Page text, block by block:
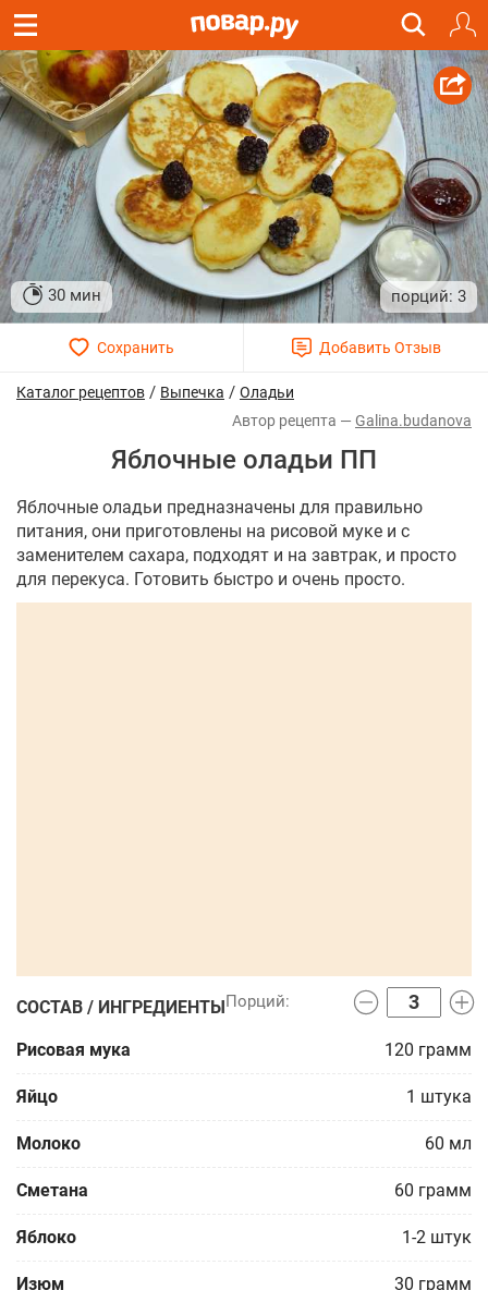
30 мин 3
Каталог рецептов / Выпечка / Оладьи
Galina.budanova
Яблочные оладьи ПП
Яблочные оладьи предназначены для правильно
питания, они приготовлены на рисовой муке и с
заменителем сахара, подходят и на завтрак, и просто
для перекуса. Готовить быстро и очень просто.
СОСТАВ / ИНГРЕДИЕНТЫ
Рисовая мука 120 грамм
Яйцо 1 штука
Молоко 60 мл
Сметана 60 грамм
Яблоко 1-2 штук
Изюм 30 грамм